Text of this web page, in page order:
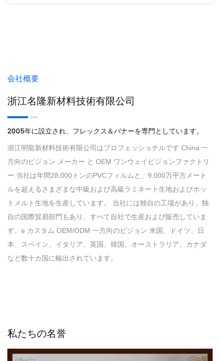
会社概要
浙江名隆新材料技術有限公司
2005年に設立され、フレックス＆バナーを専門としています。
浙江明龍新材料技術有限公司はプロフェッショナルです China 一
方向のビジョン メーカー と OEM ワンウェイビジョンファクトリ
ー .当社は年間28,000トンのPVCフィルムと、9,000万平方メート
ルを超えるさまざまな中級および高級ラミネート生地およびホッ
トメルト生地を生産しています。 当社には独自の工場があり、独
自の国際貿易部門もあり、すべて自社で生産および販売していま
す。e カスタム OEM/ODM 一方向のビジョン 米国、ドイツ、日
本、スペイン、イタリア、英国、韓国、オーストラリア、カナダ
など数十カ国に輸出されています。
私たちの名誉